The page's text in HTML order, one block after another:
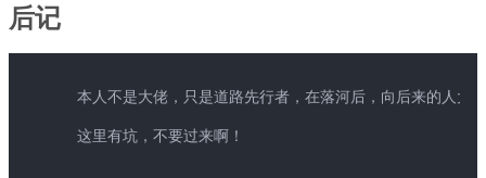
后记
本人不是大佬，只是道路先行者，在落河后，向后来的人大
这里有坑，不要过来啊！